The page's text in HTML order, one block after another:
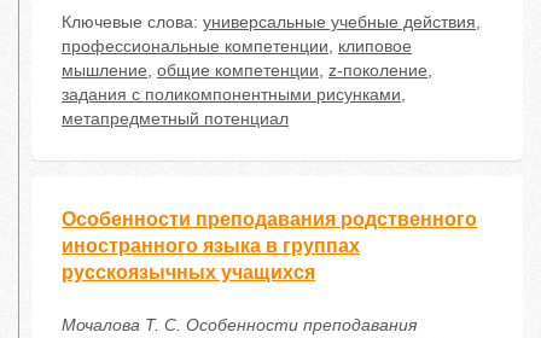
Ключевые слова: универсальные учебные действия,
профессиональные компетенции, клиповое
мышление, общие компетенции, z-поколение,
задания с поликомпонентными рисунками,
метапредметный потенциал
Особенности преподавания родственного
иностранного языка в группах
русскоязычных учащихся
Мочалова Т. С. Особенности преподавания